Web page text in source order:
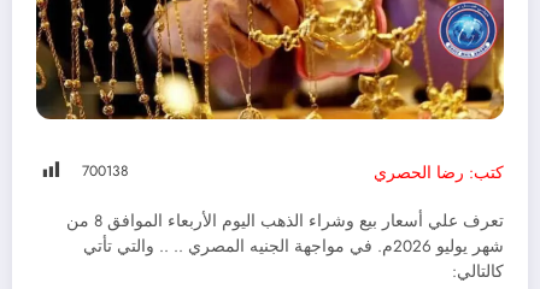
700138 كتب: رضا الحصري
تعرف علي أسعار بيع وشراء الذهب اليوم الأربعاء الموافق 8 من
شهر يوليو 2026م. في مواجهة الجنيه المصري .. .. والتي تأتي
كالتالي: